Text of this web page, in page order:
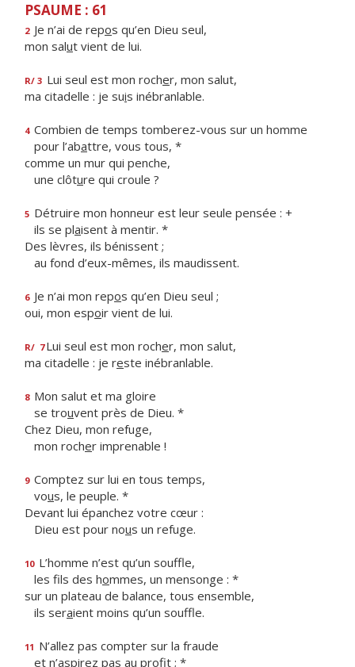
PSAUME : 61
2 Je n’ai de repos qu’en Dieu seul,
mon salut vient de lui.
R/ 3 Lui seul est mon rocher, mon salut,
ma citadelle : je suis inébranlable.
4 Combien de temps tomberez-vous sur un homme
pour l’abattre, vous tous, *
comme un mur qui penche,
une clôture qui croule ?
5 Détruire mon honneur est leur seule pensée : +
ils se plaisent à mentir. *
Des lèvres, ils bénissent ;
au fond d’eux-mêmes, ils maudissent.
6 Je n’ai mon repos qu’en Dieu seul ;
oui, mon espoir vient de lui.
R/ 7 Lui seul est mon rocher, mon salut,
ma citadelle : je reste inébranlable.
8 Mon salut et ma gloire
se trouvent près de Dieu. *
Chez Dieu, mon refuge,
mon rocher imprenable !
9 Comptez sur lui en tous temps,
vous, le peuple. *
Devant lui épanchez votre cœur :
Dieu est pour nous un refuge.
10 L’homme n’est qu’un souffle,
les fils des hommes, un mensonge : *
sur un plateau de balance, tous ensemble,
ils seraient moins qu’un souffle.
11 N’allez pas compter sur la fraude
et n’aspirez pas au profit ; *